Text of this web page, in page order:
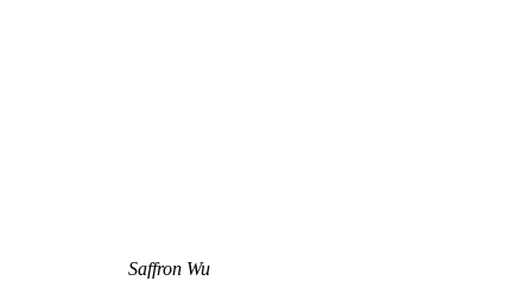
Saffron Wu